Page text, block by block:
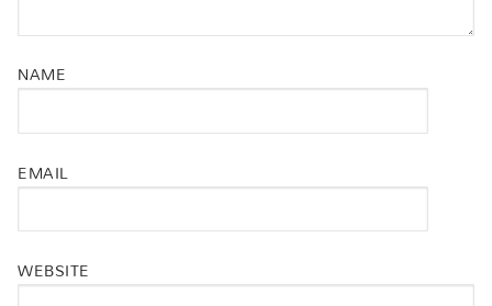
NAME
EMAIL
WEBSITE